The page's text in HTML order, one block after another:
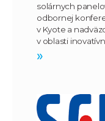
solárnych
odbornej
v Kyote a
v oblasti
»